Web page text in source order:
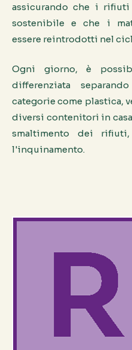
assicurando che i
sostenibile e che i
essere reintrodotti nel
Ogni giorno, è
differenziata
categorie come plastica,
diversi contenitori in
smaltimento dei
l'inquinamento.